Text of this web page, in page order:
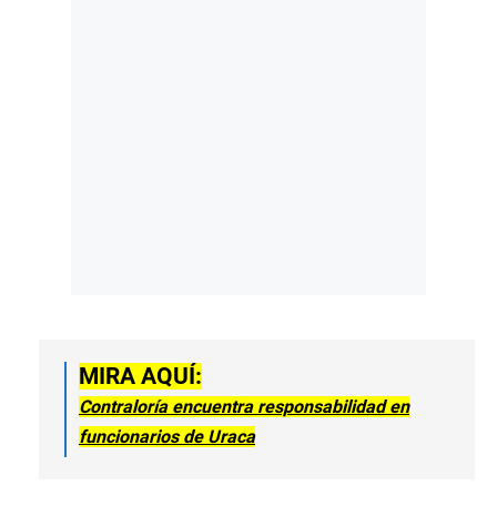
MIRA AQUÍ:
Contraloría encuentra responsabilidad en
funcionarios de Uraca